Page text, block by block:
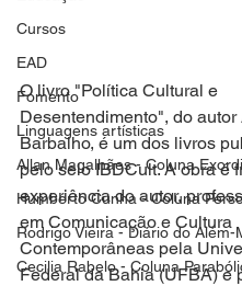
Cursos
EAD
Fomento
Linguagens artísticas
Allan Magalhães - Coluna
Humberto Cunha - Coluna
Rodrigo Vieira - Diário do Além-
Cecilia Rabelo - Coluna
O livro "Política Cultural e
Desentendimento", do
Barbalho, é um dos livros
pelo selo IBDCult. A obra é
experiência do autor,
em Comunicação e Cultura
Contemporâneas pela
Federal da Bahia (UFBA) e